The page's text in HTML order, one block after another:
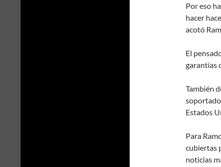
Por eso
hacer
acotó
El
garantías
También
Estados
Para
cubiertas
noticias